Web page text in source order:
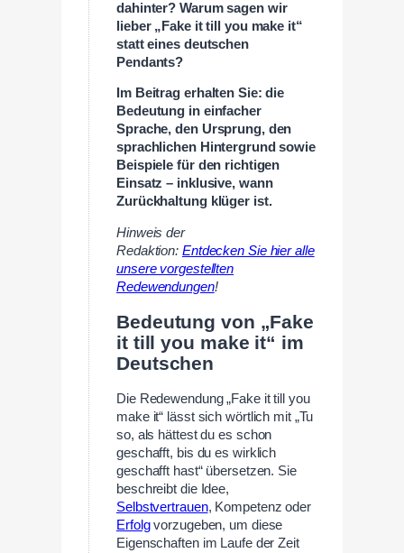
dahinter? Warum sagen wir
lieber „Fake it till you make it“
statt eines deutschen
Pendants?
Im Beitrag erhalten Sie: die
Bedeutung in einfacher
Sprache, den Ursprung, den
sprachlichen Hintergrund sowie
Beispiele für den richtigen
Einsatz – inklusive, wann
Zurückhaltung klüger ist.
Hinweis der
Redaktion: Entdecken Sie hier alle
unsere vorgestellten
Redewendungen!
Bedeutung von „Fake
it till you make it“ im
Deutschen
Die Redewendung „Fake it till you
make it“ lässt sich wörtlich mit „Tu
so, als hättest du es schon
geschafft, bis du es wirklich
geschafft hast“ übersetzen. Sie
beschreibt die Idee,
Selbstvertrauen, Kompetenz oder
Erfolgvorzugeben, um diese
Eigenschaften im Laufe der Zeit